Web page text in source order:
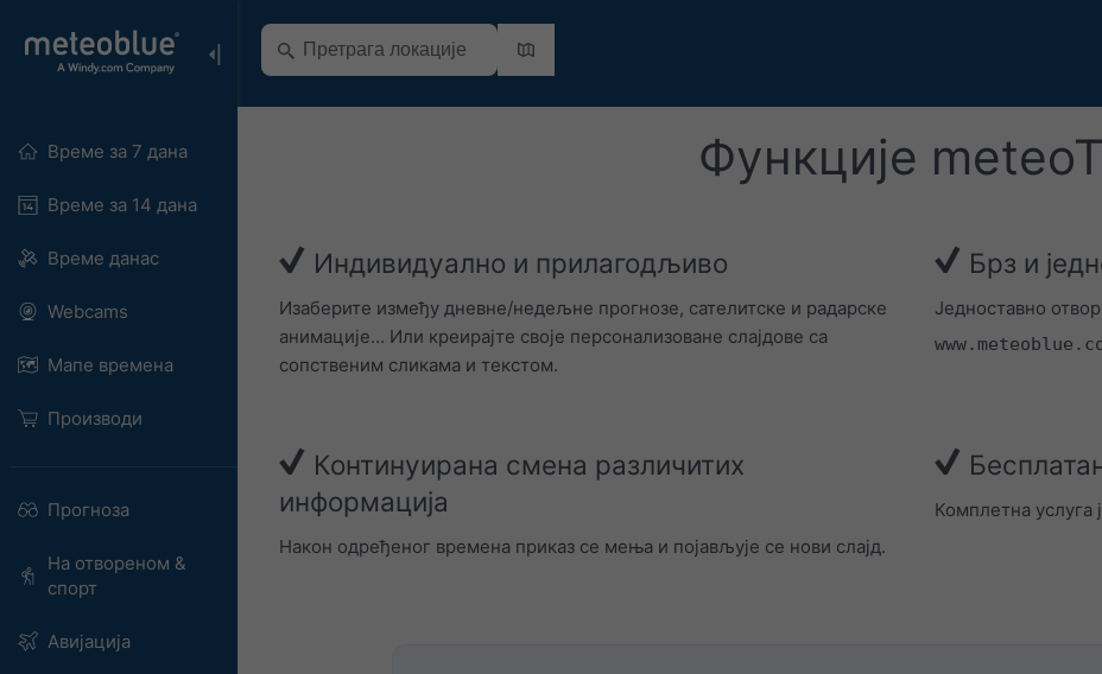
Време за 7 дана
Време за 14 дана
Време данас
Webcams
Мапе времена
Производи
Прогноза
На отвореном &
спорт
Авијација
Функције
Индивидуално и прилагодљиво
Изаберите између дневне/недељне прогнозе, сателитске и радарске
анимације... Или креирајте своје персонализоване слајдове са
сопственим сликама и текстом.
Брз и
Једноставно
Континуирана смена различитих
информација
Након одређеног времена приказ се мења и појављује се нови слајд.
Комплетна услуга